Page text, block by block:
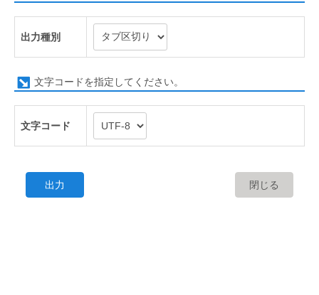
出力種別
文字コードを指定してください。
文字コード